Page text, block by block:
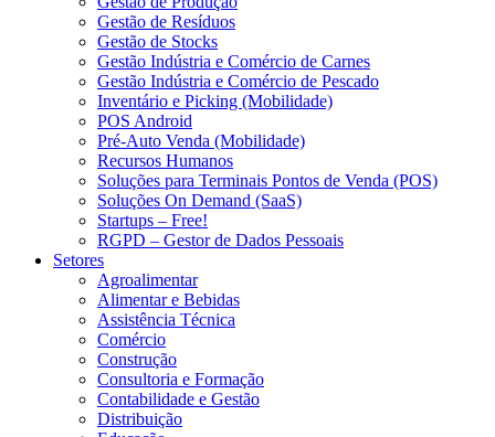
Gestão de Resíduos
Gestão de Stocks
Gestão Indústria e Comércio de Carnes
Gestão Indústria e Comércio de Pescado
Inventário e Picking (Mobilidade)
POS Android
Pré-Auto Venda (Mobilidade)
Recursos Humanos
Soluções para Terminais Pontos de Venda (POS)
Soluções On Demand (SaaS)
Startups – Free!
RGPD – Gestor de Dados Pessoais
Setores
Agroalimentar
Alimentar e Bebidas
Assistência Técnica
Comércio
Construção
Consultoria e Formação
Contabilidade e Gestão
Distribuição